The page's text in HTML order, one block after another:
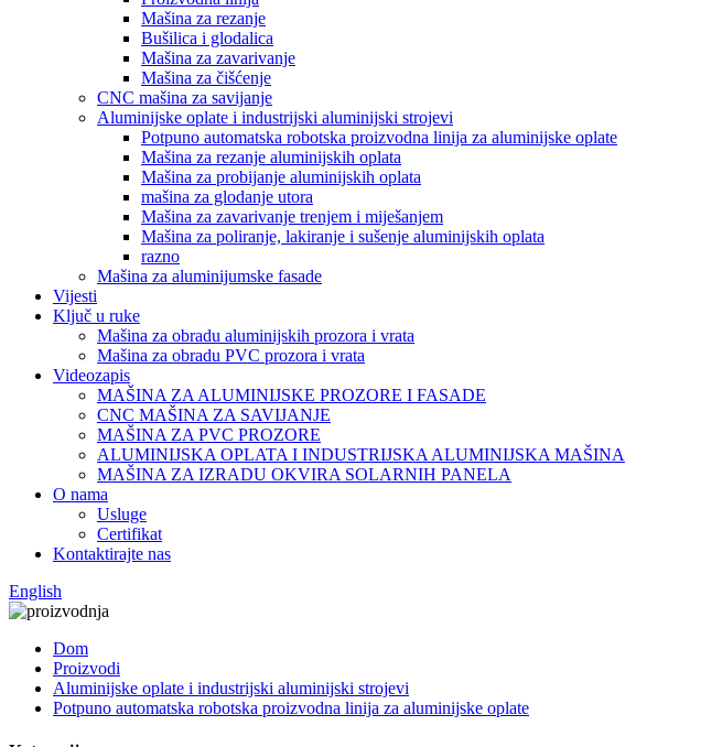
Mašina za rezanje
Bušilica i glodalica
Mašina za zavarivanje
Mašina za čišćenje
CNC mašina za savijanje
Aluminijske oplate i industrijski aluminijski strojevi
Potpuno automatska robotska proizvodna linija za aluminijske oplate
Mašina za rezanje aluminijskih oplata
Mašina za probijanje aluminijskih oplata
mašina za glodanje utora
Mašina za zavarivanje trenjem i miješanjem
Mašina za poliranje, lakiranje i sušenje aluminijskih oplata
razno
Mašina za aluminijumske fasade
Vijesti
Ključ u ruke
Mašina za obradu aluminijskih prozora i vrata
Mašina za obradu PVC prozora i vrata
Videozapis
MAŠINA ZA ALUMINIJSKE PROZORE I FASADE
CNC MAŠINA ZA SAVIJANJE
MAŠINA ZA PVC PROZORE
ALUMINIJSKA OPLATA I INDUSTRIJSKA ALUMINIJSKA MAŠINA
MAŠINA ZA IZRADU OKVIRA SOLARNIH PANELA
O nama
Usluge
Certifikat
Kontaktirajte nas
English
Dom
Proizvodi
Aluminijske oplate i industrijski aluminijski strojevi
Potpuno automatska robotska proizvodna linija za aluminijske oplate